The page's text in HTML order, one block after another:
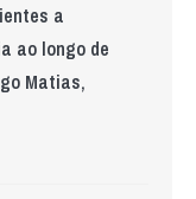
a
ao longo de
Matias,